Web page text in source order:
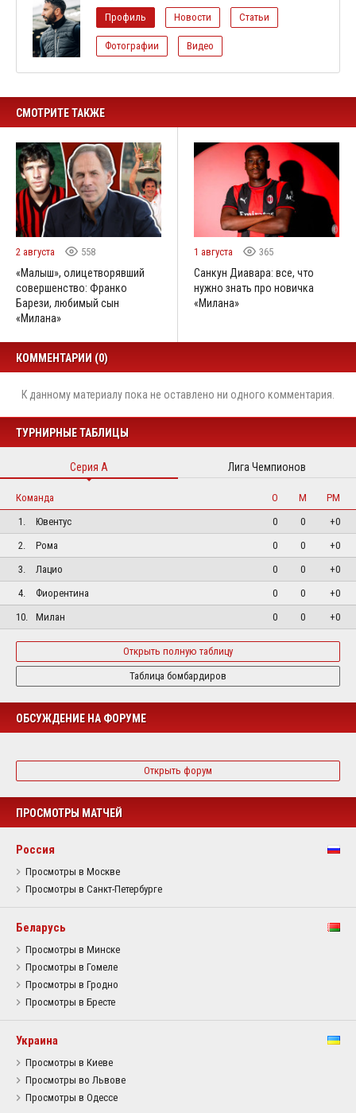
Профиль Новости Статьи
Фотографии Видео
СМОТРИТЕ ТАКЖЕ
2 августа 558
«Малыш», олицетворявший
совершенство: Франко
Барези, любимый сын
«Милана»
1 августа 365
Санкун Диавара: все, что
нужно знать про новичка
«Милана»
КОММЕНТАРИИ (0)
К данному материалу пока не оставлено ни одного комментария.
ТУРНИРНЫЕ ТАБЛИЦЫ
Серия А Лига Чемпионов
Команда О М
РМ
1.
Ювентус 0 0
+0
2.
Рома 0 0
+0
3.
Лацио 0 0
+0
4.
Фиорентина 0 0
+0
10.
Милан 0 0 +0
Открыть полную таблицу
Таблица бомбардиров
ОБСУЖДЕНИЕ НА ФОРУМЕ
Открыть форум
ПРОСМОТРЫ МАТЧЕЙ
Россия
Просмотры в Москве
Просмотры в Санкт-Петербурге
Беларусь
Просмотры в Минске
Просмотры в Гомеле
Просмотры в Гродно
Просмотры в Бресте
Украина
Просмотры в Киеве
Просмотры во Львове
Просмотры в Одессе